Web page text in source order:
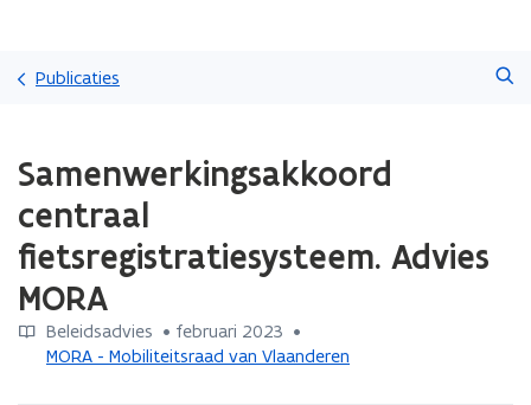
gaan
Publicaties
met
laden.
bevindt
zich
op:
Samenwerkingsakkoord
centraal
fietsregistratiesysteem.
Samenwerkingsakkoord
centraal
fietsregistratiesysteem. Advies
MORA
Beleidsadvies • februari 2023 •
MORA - Mobiliteitsraad van Vlaanderen